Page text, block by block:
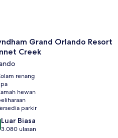
Grand Orlando Resort
Creek
renang
hewan
parkir
Luar Biasa
3.080 ulasan